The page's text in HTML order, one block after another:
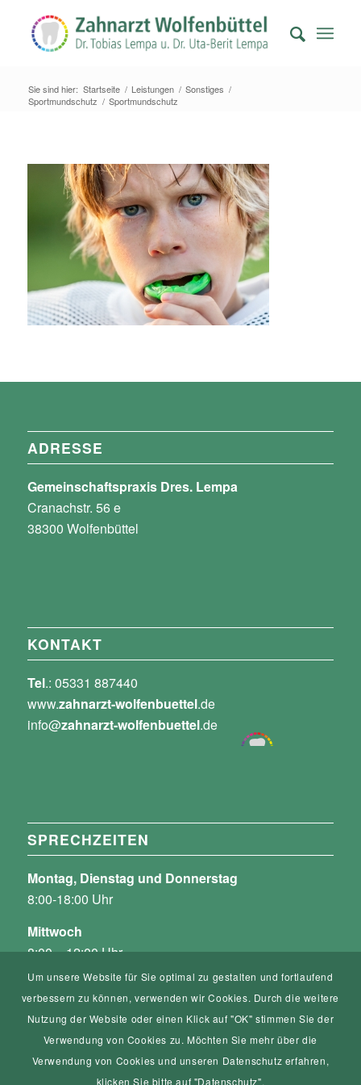
Sie sind hier: Startseite / Leistungen / Sonstiges /
Sportmundschutz / Sportmundschutz
ADRESSE
Gemeinschaftspraxis Dres. Lempa
Cranachstr. 56 e
38300 Wolfenbüttel
KONTAKT
Tel.: 05331 887440
www.zahnarzt-wolfenbuettel.de
info@zahnarzt-wolfenbuettel.de
SPRECHZEITEN
Montag, Dienstag und Donnerstag
8:00-18:00 Uhr
Mittwoch
8:00 – 12:00 Uhr
und nach Vereinbarung
Freitag
8:00 – 12:00 Uhr
und nach Vereinbarung
Um unsere Website für Sie optimal zu gestalten und fortlaufend
verbessern zu können, verwenden wir Cookies. Durch die weitere
Nutzung der Website oder einen Klick auf "OK" stimmen Sie der
Verwendung von Cookies zu. Möchten Sie mehr über die
Verwendung von Cookies und unseren Datenschutz erfahren,
klicken Sie bitte auf "Datenschutz".